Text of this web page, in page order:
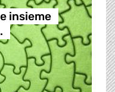
insieme